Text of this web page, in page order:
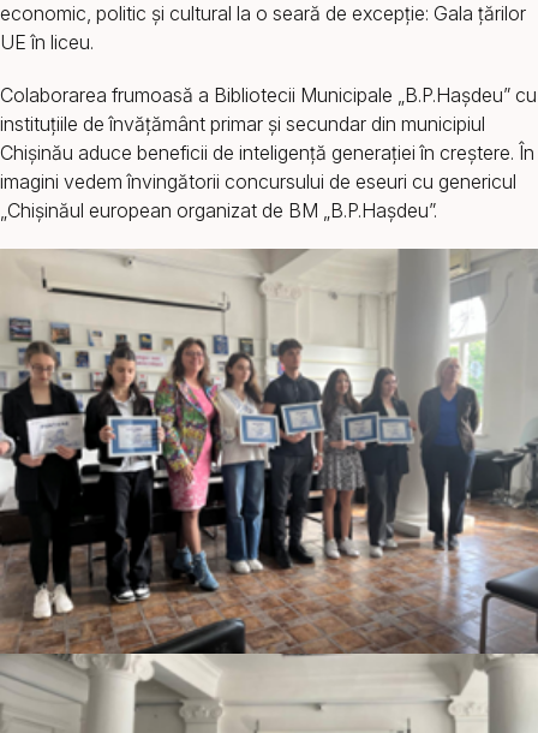
economic, politic și cultural la o seară de excepție: Gala țărilor
UE în liceu.
Colaborarea frumoasă a Bibliotecii Municipale „B.P.Hașdeu” cu
instituțiile de învățământ primar și secundar din municipiul
Chișinău aduce beneficii de inteligență generației în creștere. În
imagini vedem învingătorii concursului de eseuri cu genericul
„Chișinăul european organizat de BM „B.P.Hașdeu”.